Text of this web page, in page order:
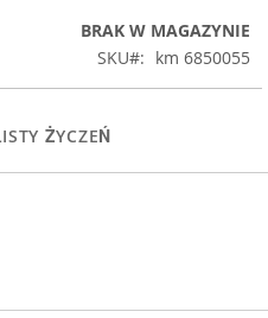
BRAK W MAGAZYNIE
SKU
km 6850055
ŻYCZEŃ